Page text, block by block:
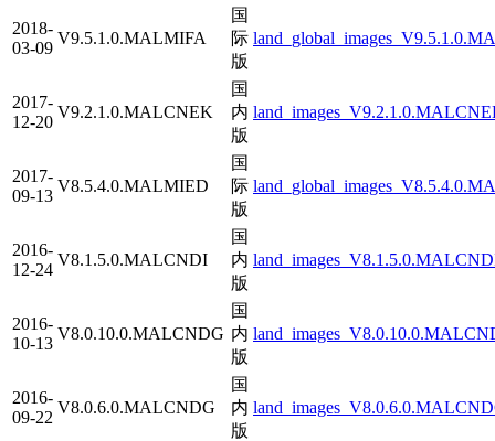
2018-
03-09
V9.5.1.0.MALMIFA
国
际
版
2017-
12-20
V9.2.1.0.MALCNEK
国
内
版
2017-
09-13
V8.5.4.0.MALMIED
国
际
版
2016-
12-24
V8.1.5.0.MALCNDI
国
内
版
2016-
10-13
V8.0.10.0.MALCNDG
国
内
版
2016-
09-22
V8.0.6.0.MALCNDG
国
内
版